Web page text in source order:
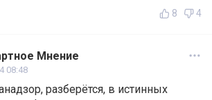
8 4
Мнение
08:48
разберётся, в истинных